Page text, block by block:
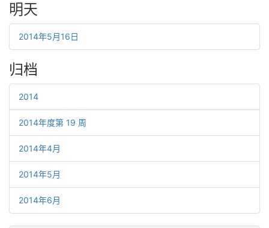
明天
2014年5月16日
归档
2014
2014年度第 19 周
2014年4月
2014年5月
2014年6月